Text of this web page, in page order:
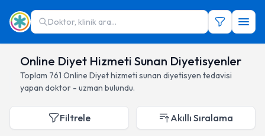
Doktor, klinik ara...
Online Diyet Hizmeti Sunan Diyetisyenler
Toplam 761 Online Diyet hizmeti sunan diyetisyen tedavisi
yapan doktor - uzman bulundu.
Filtrele Akıllı Sıralama